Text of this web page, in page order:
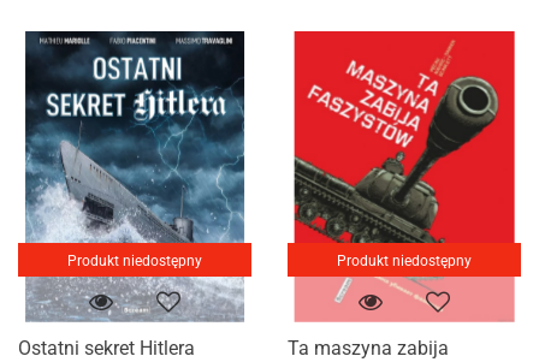
Produkt niedostępny
Ostatni sekret Hitlera
Produkt niedostępny
Ta maszyna zabija